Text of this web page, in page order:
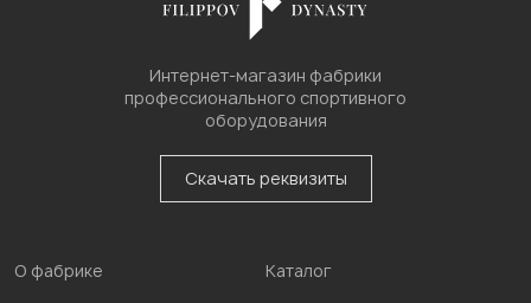
Интернет-магазин фабрики
профессионального спортивного
оборудования
Скачать реквизиты
О фабрике Каталог